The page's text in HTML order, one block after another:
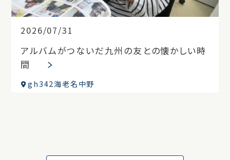
2026/07/31
アルバムがつないだ九州の友との懐かしい時
間
gh342海老名中野